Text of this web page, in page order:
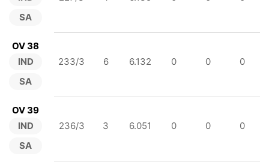
SA
OV 38
IND
SA
233/3 6 6.132 0 0 0
OV 39
IND
SA
236/3 3 6.051 0 0 0